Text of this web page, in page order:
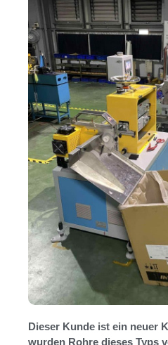
Dieser Kunde ist ein neuer
wurden Rohre dieses Typs